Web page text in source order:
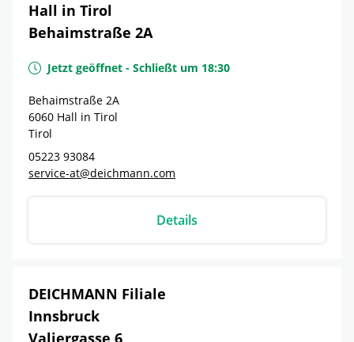
Hall in Tirol
Behaimstraße 2A
Jetzt geöffnet - Schließt um 18:30
Behaimstraße 2A
6060 Hall in Tirol
Tirol
05223 93084
service-at@deichmann.com
Details
DEICHMANN Filiale
Innsbruck
Valiergasse 6